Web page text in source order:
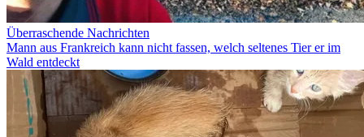
Überraschende Nachrichten
Mann aus Frankreich kann nicht fassen, welch seltenes Tier er im
Wald entdeckt